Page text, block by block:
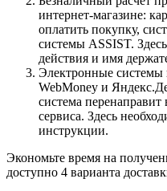
интернет-магазине:
оплатить покупку,
системы ASSIST.
действия и имя
Электронные системы
WebMoney и
система
сервиса. Здесь
инструкции.
Экономьте время на
доступно 4 варианта